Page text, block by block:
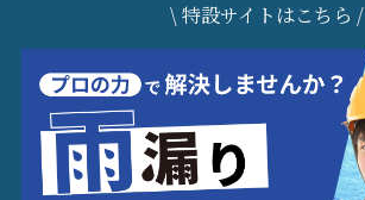
\ 特設サイトはこちら /